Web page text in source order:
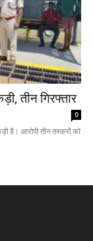
तीन गिरफ्तार
0
है। आरोपी तीन तस्करों को